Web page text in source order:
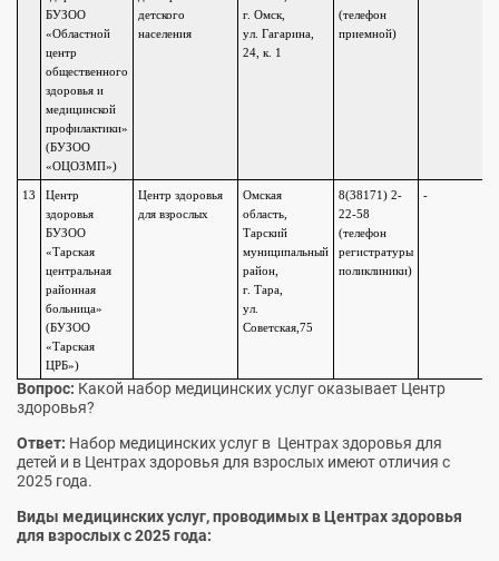
БУЗОО
«Областной
центр
общественного
здоровья и
медицинской
профилактики»
(БУЗОО
«ОЦОЗМП»)
детского
населения
г. Омск,
ул. Гагарина,
24, к. 1
(телефон
приемной)
13
Центр
здоровья
БУЗОО
«Тарская
центральная
районная
больница»
(БУЗОО
«Тарская
ЦРБ»)
Центр здоровья
для взрослых
Омская
область,
Тарский
муниципальный
район,
г. Тара,
ул.
Советская,75
8(38171) 2-
22-58
(телефон
регистратуры
поликлиники)
-
Вопрос: Какой набор медицинских услуг оказывает Центр
здоровья?
Ответ: Набор медицинских услуг в Центрах здоровья для
детей и в Центрах здоровья для взрослых имеют отличия с
2025 года.
Виды медицинских услуг, проводимых в Центрах здоровья
для взрослых с 2025 года: